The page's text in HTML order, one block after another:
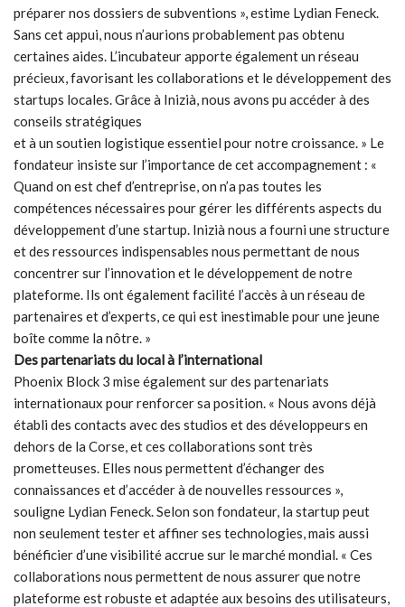
préparer nos dossiers de subventions », estime Lydian Feneck.
Sans cet appui, nous n’aurions probablement pas obtenu
certaines aides. L’incubateur apporte également un réseau
précieux, favorisant les collaborations et le développement des
startups locales. Grâce à Inizià, nous avons pu accéder à des
conseils stratégiques
et à un soutien logistique essentiel pour notre croissance. » Le
fondateur insiste sur l’importance de cet accompagnement : «
Quand on est chef d’entreprise, on n’a pas toutes les
compétences nécessaires pour gérer les différents aspects du
développement d’une startup. Inizià nous a fourni une structure
et des ressources indispensables nous permettant de nous
concentrer sur l’innovation et le développement de notre
plateforme. Ils ont également facilité l’accès à un réseau de
partenaires et d’experts, ce qui est inestimable pour une jeune
boîte comme la nôtre. »
Des partenariats du local à l’international
Phoenix Block 3 mise également sur des partenariats
internationaux pour renforcer sa position. « Nous avons déjà
établi des contacts avec des studios et des développeurs en
dehors de la Corse, et ces collaborations sont très
prometteuses. Elles nous permettent d’échanger des
connaissances et d’accéder à de nouvelles ressources »,
souligne Lydian Feneck. Selon son fondateur, la startup peut
non seulement tester et affiner ses technologies, mais aussi
bénéficier d’une visibilité accrue sur le marché mondial. « Ces
collaborations nous permettent de nous assurer que notre
plateforme est robuste et adaptée aux besoins des utilisateurs,